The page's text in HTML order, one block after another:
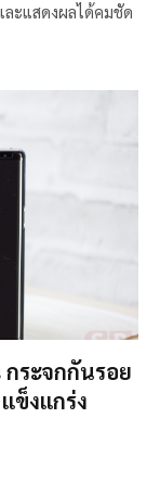
ะแสดงผลได้คมชัด
กระจกกันรอย
ข็งแกร่ง